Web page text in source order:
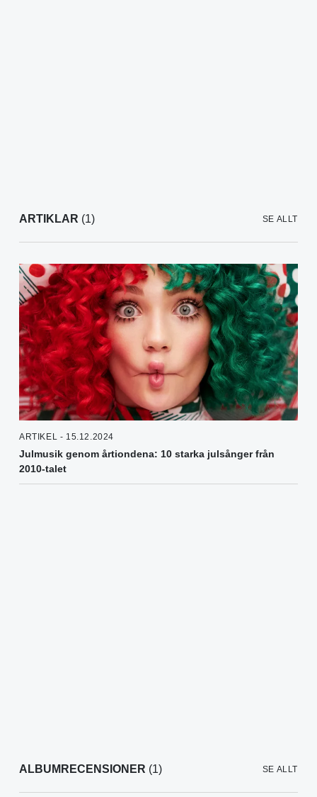
ARTIKLAR (1) SE ALLT
ARTIKEL - 15.12.2024
Julmusik genom årtiondena: 10 starka julsånger från
2010-talet
ALBUMRECENSIONER (1) SE ALLT